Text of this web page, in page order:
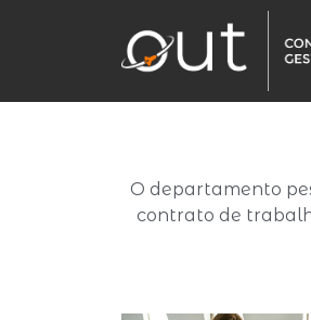
O departamento
contrato de